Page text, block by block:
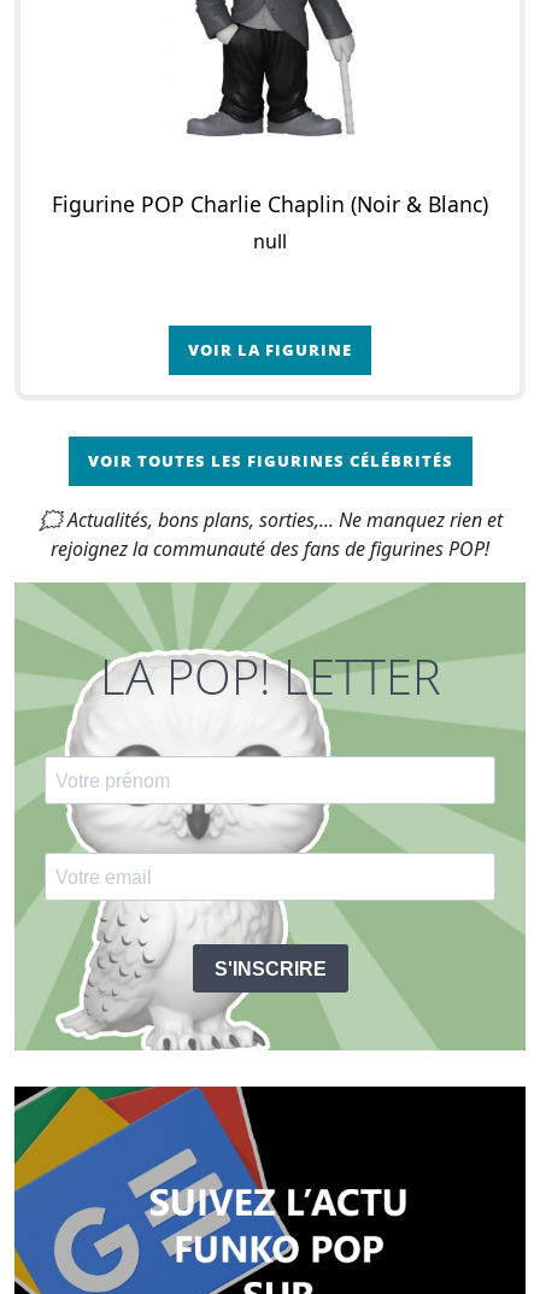
Figurine POP Charlie Chaplin (Noir & Blanc)
null
VOIR LA FIGURINE
VOIR TOUTES LES FIGURINES CÉLÉBRITÉS
🗯 Actualités, bons plans, sorties,... Ne manquez rien et
rejoignez la communauté des fans de figurines POP!
LA POP! LETTER
S'INSCRIRE